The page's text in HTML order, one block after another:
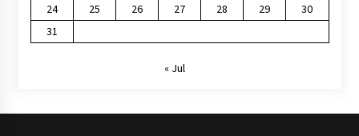
24
25 26 27 28 29
30
31
« Jul